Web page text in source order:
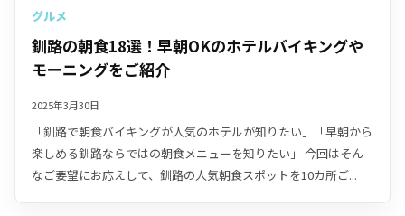
グルメ
釧路の朝食18選！早朝OKのホテルバイキングや
モーニングをご紹介
2025年3月30日
「釧路で朝食バイキングが人気のホテルが知りたい」「早朝から
楽しめる釧路ならではの朝食メニューを知りたい」 今回はそん
なご要望にお応えして、釧路の人気朝食スポットを10カ所ご...